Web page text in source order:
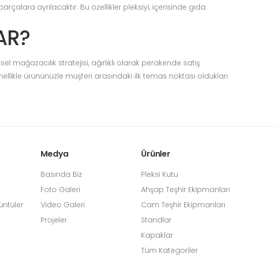
ayrılacaktır. Bu özellikler pleksiyi, içerisinde gıda
mağazacılık stratejisi, ağırlıklı olarak perakende satış
ürününüzle müşteri arasındaki ilk temas noktası oldukları
Medya
Basında Biz
Foto Galeri
Video Galeri
Projeler
Ürünler
Pleksi Kutu
Ahşap Teşhir Ekipmanları
Cam Teşhir Ekipmanları
Standlar
Kapaklar
Tüm Kategoriler